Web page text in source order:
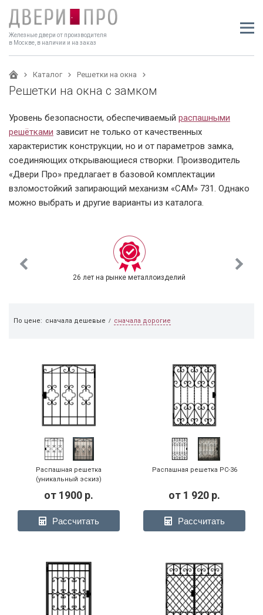
Железные двери от производителя
в Москве, в наличии и на заказ
Каталог Решетки на окна
Решетки на окна с замком
Уровень безопасности, обеспечиваемый распашными
решётками зависит не только от качественных
характеристик конструкции, но и от параметров замка,
соединяющих открывающиеся створки. Производитель
«Двери Про» предлагает в базовой комплектации
взломостойкий запирающий механизм «САМ» 731. Однако
можно выбрать и другие варианты из каталога.
26 лет на рынке металлоизделий
По цене: сначала дешевые / сначала дорогие
Распашная решетка
(уникальный эскиз)
от 1900 р.
Рассчитать
Распашная решетка РС-36
от 1 920 р.
Рассчитать